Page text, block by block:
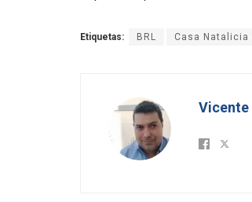
Etiquetas: BRL Casa Natalicia
Vicente